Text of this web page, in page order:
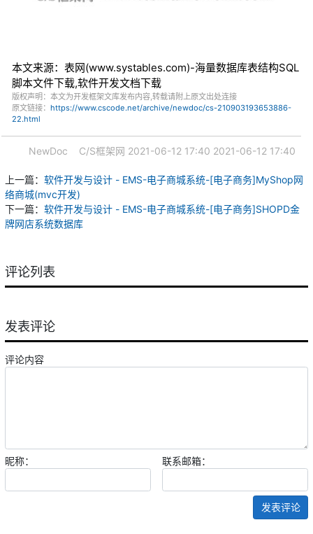
本文来源：表网(www.systables.com)-海量数据库表结构SQL
脚本文件下载,软件开发文档下载
版权声明：本文为开发框架文库发布内容,转载请附上原文出处连接
原文链接： https://www.cscode.net/archive/newdoc/cs-210903193653886-
22.html
NewDoc C/S框架网 2021-06-12 17:40 2021-06-12 17:40
上一篇： 软件开发与设计 - EMS-电子商城系统-[电子商务]MyShop网
络商城(mvc开发)
下一篇： 软件开发与设计 - EMS-电子商城系统-[电子商务]SHOPD金
牌网店系统数据库
评论列表
发表评论
评论内容
昵称： 联系邮箱：
发表评论